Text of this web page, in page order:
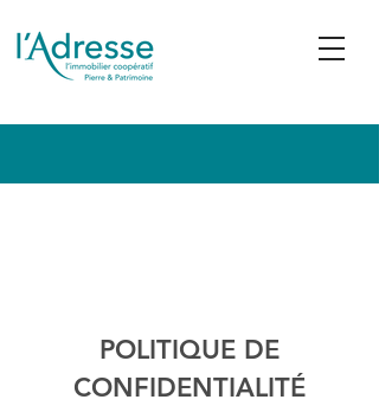
POLITIQUE DE
CONFIDENTIALITÉ